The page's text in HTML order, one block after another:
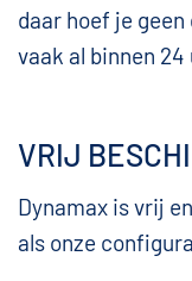
daar hoef je
vaak al binnen
VRIJ
Dynamax is vrij
als onze